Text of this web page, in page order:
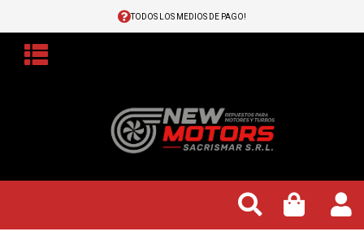
TODOS LOS MEDIOS DE PAGO!